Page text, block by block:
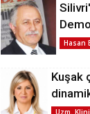
Hasan
Kuşak
Uzm.